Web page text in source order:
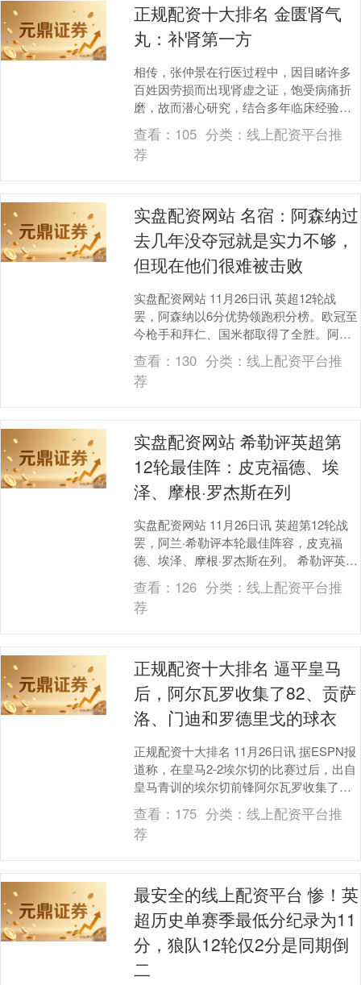
正规配资十大排名 金匮肾气
丸：补肾第一方
相传，张仲景在行医过程中，因目睹许多
百姓因劳损而出现肾虚之证，饱受病痛折
磨，故而潜心研究，结合多年临床经验，
精心调配出金匮肾气丸。 金匮肾气丸，别
名八味肾气丸、....
查看： 105 分类： 线上配资平台推
荐
实盘配资网站 名宿：阿森纳过
去几年没夺冠就是实力不够，
但现在他们很难被击败
实盘配资网站 11月26日讯 英超12轮战
罢，阿森纳以6分优势领跑积分榜。欧冠至
今枪手和拜仁、国米都取得了全胜。阿森
纳名宿温特伯恩接受“进球网”采访时谈到了
球队....
查看： 130 分类： 线上配资平台推
荐
实盘配资网站 希勒评英超第
12轮最佳阵：皮克福德、埃
泽、摩根·罗杰斯在列
实盘配资网站 11月26日讯 英超第12轮战
罢，阿兰·希勒评本轮最佳阵容，皮克福
德、埃泽、摩根·罗杰斯在列。 希勒评英超
第12轮最佳阵： 门将：皮克福德（埃弗
顿....
查看： 126 分类： 线上配资平台推
荐
正规配资十大排名 逼平皇马
后，阿尔瓦罗收集了82、贡萨
洛、门迪和罗德里戈的球衣
正规配资十大排名 11月26日讯 据ESPN报
道称，在皇马2-2埃尔切的比赛过后，出自
皇马青训的埃尔切前锋阿尔瓦罗收集了多
名皇马球员的球衣。 阿尔瓦罗的职业生
涯....
查看： 175 分类： 线上配资平台推
荐
最安全的线上配资平台 惨！英
超历史单赛季最低分纪录为11
分，狼队12轮仅2分是同期倒
二